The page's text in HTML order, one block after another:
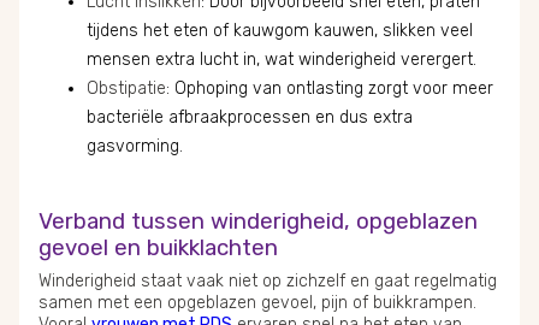
tijdens het eten of kauwgom kauwen, slikken veel
mensen extra lucht in, wat winderigheid verergert.
Obstipatie: Ophoping van ontlasting zorgt voor meer
bacteriële afbraakprocessen en dus extra
gasvorming.
Verband tussen winderigheid, opgeblazen
gevoel en buikklachten
Winderigheid staat vaak niet op zichzelf en gaat regelmatig
samen met een opgeblazen gevoel, pijn of buikkrampen.